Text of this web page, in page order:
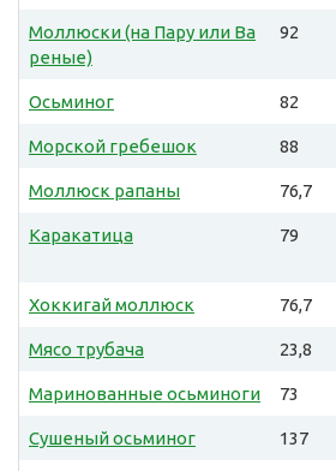
Моллюски (на Пару или Ва
реные)
92
Осьминог 82
Морской гребешок 88
Моллюск рапаны 76,7
Каракатица 79
Хоккигай моллюск 76,7
Мясо трубача 23,8
Маринованные осьминоги 73
Сушеный осьминог 137